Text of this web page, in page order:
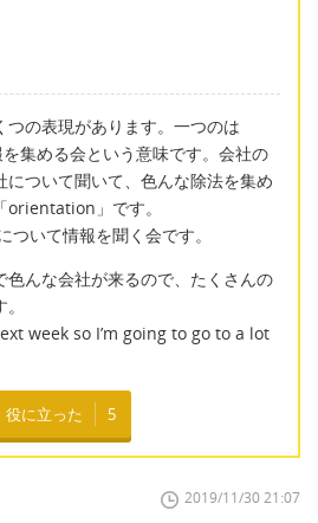
つの表現があります。一つのは
集める会という意味です。会社の
ついて聞いて、色んな除法を集め
orientation」です。
いて情報を聞く会です。
色んな会社が来るので、たくさんの
week so I’m going to go to a lot
役に立った 5
2019/11/30 21:07